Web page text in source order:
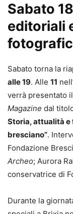
Sabato
editoriali
Sabato torna la
alle 19. Alle 11
verrà presentato
Magazine dal
Storia, attualità
bresciano”.
Fondazione
Archeo; Aurora
conservatrice di
Durante la